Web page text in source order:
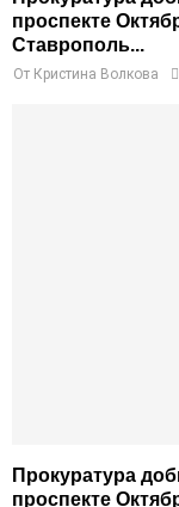
проспекте
Ставрополь...
От Кристина Волкова
Прокуратура
проспекте